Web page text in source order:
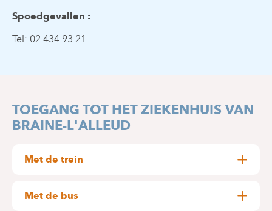
Spoedgevallen :
Tel: 02 434 93 21
TOEGANG TOT HET ZIEKENHUIS VAN
BRAINE-L'ALLEUD
Met de trein
700 meter van het ziekenhuis (een tiental minuten
Met de bus